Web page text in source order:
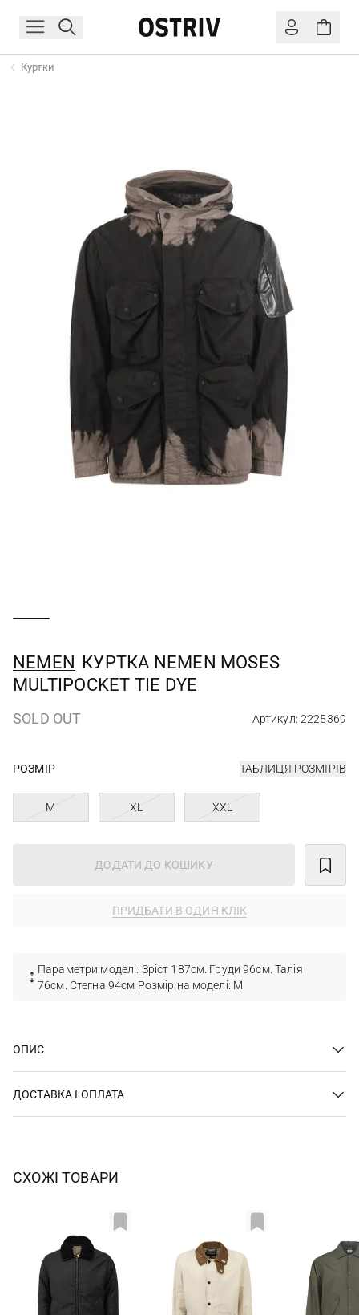
Куртки
NEMEN КУРТКА NEMEN MOSES
MULTIPOCKET TIE DYE
SOLD OUT Артикул: 2225369
РОЗМІР ТАБЛИЦЯ РОЗМІРІВ
M XL XXL
ДОДАТИ ДО КОШИКУ
ПРИДБАТИ В ОДИН КЛІК
Параметри моделі: Зріст 187см. Груди 96см. Талія
76см. Стегна 94см Розмір на моделі: М
ОПИС
ДОСТАВКА І ОПЛАТА
СХОЖІ ТОВАРИ